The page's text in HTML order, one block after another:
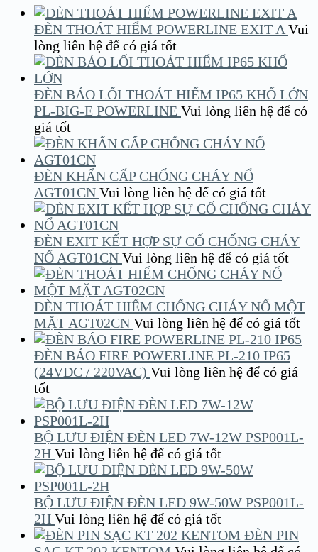
ĐÈN THOÁT HIỂM POWERLINE EXIT A Vui
lòng liên hệ để có giá tốt
ĐÈN BÁO LỐI THOÁT HIỂM IP65 KHỔ LỚN
PL-BIG-E POWERLINE Vui lòng liên hệ để có
giá tốt
ĐÈN KHẨN CẤP CHỐNG CHÁY NỔ
AGT01CN Vui lòng liên hệ để có giá tốt
ĐÈN EXIT KẾT HỢP SỰ CỐ CHỐNG CHÁY
NỔ AGT01CN Vui lòng liên hệ để có giá tốt
ĐÈN THOÁT HIỂM CHỐNG CHÁY NỔ MỘT
MẶT AGT02CN Vui lòng liên hệ để có giá tốt
ĐÈN BÁO FIRE POWERLINE PL-210 IP65
(24VDC / 220VAC) Vui lòng liên hệ để có giá
tốt
BỘ LƯU ĐIỆN ĐÈN LED 7W-12W PSP001L-
2H Vui lòng liên hệ để có giá tốt
BỘ LƯU ĐIỆN ĐÈN LED 9W-50W PSP001L-
2H Vui lòng liên hệ để có giá tốt
ĐÈN PIN